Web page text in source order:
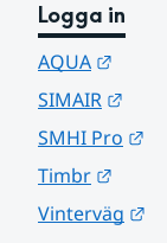
Logga in
AQUA
SIMAIR
SMHI Pro
Timbr
Vinterväg